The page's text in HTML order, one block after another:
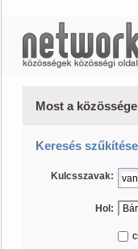
Most a
Keresés szűkítése
Kulcsszavak:
Hol: